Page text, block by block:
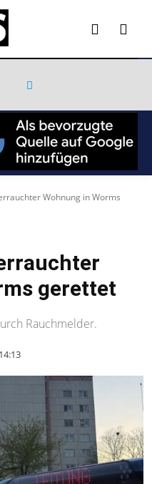
Wohnung in Worms
gerettet
Rauchmelder.